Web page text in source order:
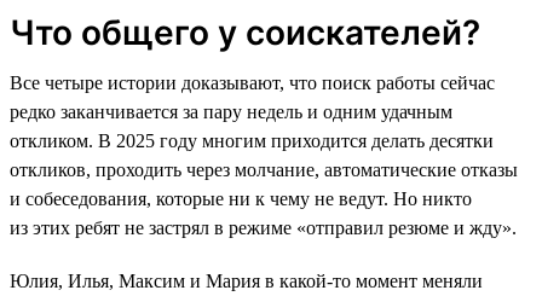
Что общего у соискателей?
Все четыре истории доказывают, что поиск работы сейчас
редко заканчивается за пару недель и одним удачным
откликом. В 2025 году многим приходится делать десятки
откликов, проходить через молчание, автоматические отказы
и собеседования, которые ни к чему не ведут. Но никто
из этих ребят не застрял в режиме «отправил резюме и жду».
Юлия, Илья, Максим и Мария в какой-то момент меняли